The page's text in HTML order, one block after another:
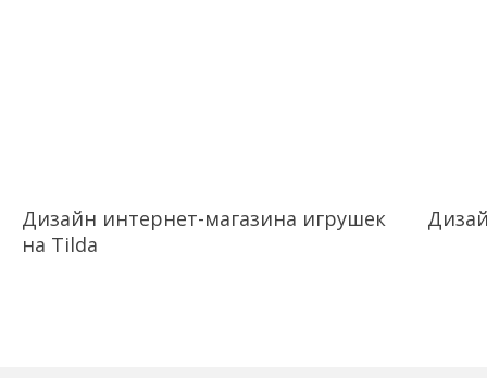
Дизайн интернет-магазина игрушек
на Tilda